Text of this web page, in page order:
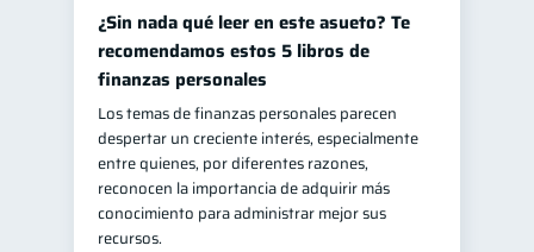
Salud mental 1 ahorro
Retiro 1 Doble sueldo
Gasto responsable 1
información financiera 1
¿Sin nada qué leer en este asueto? Te
recomendamos estos 5 libros de
finanzas personales
Los temas de finanzas personales parecen
despertar un creciente interés, especialmente
entre quienes, por diferentes razones,
reconocen la importancia de adquirir más
conocimiento para administrar mejor sus
recursos.